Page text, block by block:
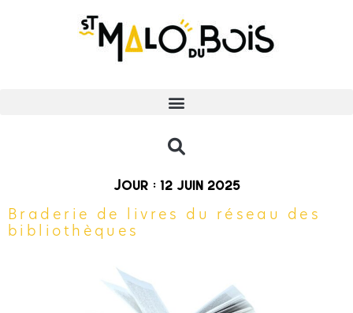
Jour : 12 juin 2025
Braderie de livres du réseau des
bibliothèques